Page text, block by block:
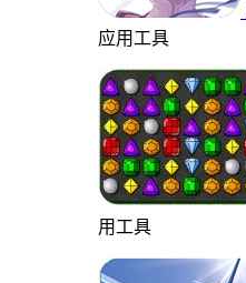
应用工具
用工具